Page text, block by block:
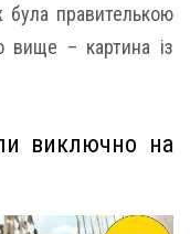
правителькою
вище – картина із
виключно на